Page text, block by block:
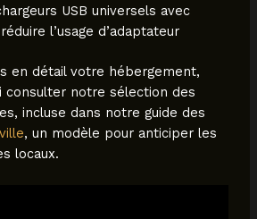
USB universels avec
l’usage d’adaptateur
en détail votre hébergement,
consulter notre sélection des
incluse dans notre guide des
, un modèle pour anticiper les
locaux.